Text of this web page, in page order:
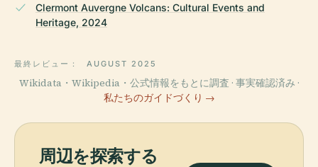
Clermont Auvergne Volcans: Cultural Events and
Heritage, 2024
最終レビュー： AUGUST 2025
Wikidata・Wikipedia・公式情報をもとに調査 · 事実確認済み ·
私たちのガイドづくり →
周辺を探索する